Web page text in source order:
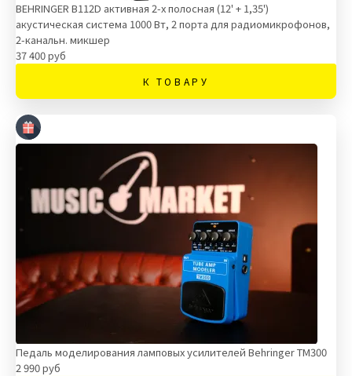
BEHRINGER B112D активная 2-х полосная (12' + 1,35')
акустическая система 1000 Вт, 2 порта для радиомикрофонов,
2-канальн. микшер
37 400 руб
К ТОВАРУ
Педаль моделирования ламповых усилителей Behringer TM300
2 990 руб